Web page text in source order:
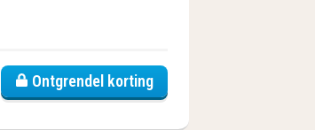
Ontgrendel korting